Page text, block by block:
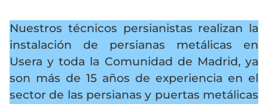
Nuestros técnicos persianistas realizan la
instalación de persianas metálicas en
Usera y toda la Comunidad de Madrid, ya
son más de 15 años de experiencia en el
sector de las persianas y puertas metálicas